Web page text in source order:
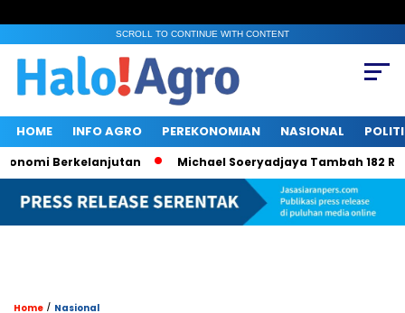
SCROLL TO CONTINUE WITH CONTENT
HOME INFO AGRO PEREKONOMIAN NASIONAL
Berkelanjutan Michael Soeryadjaya Tambah 182 Ribu
Home / Nasional